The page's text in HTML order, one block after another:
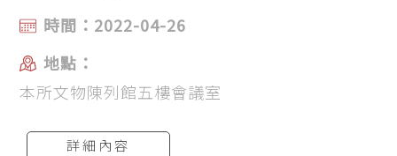
時間：2022-04-26
地點：
本所文物陳列館五樓會議室
詳細內容